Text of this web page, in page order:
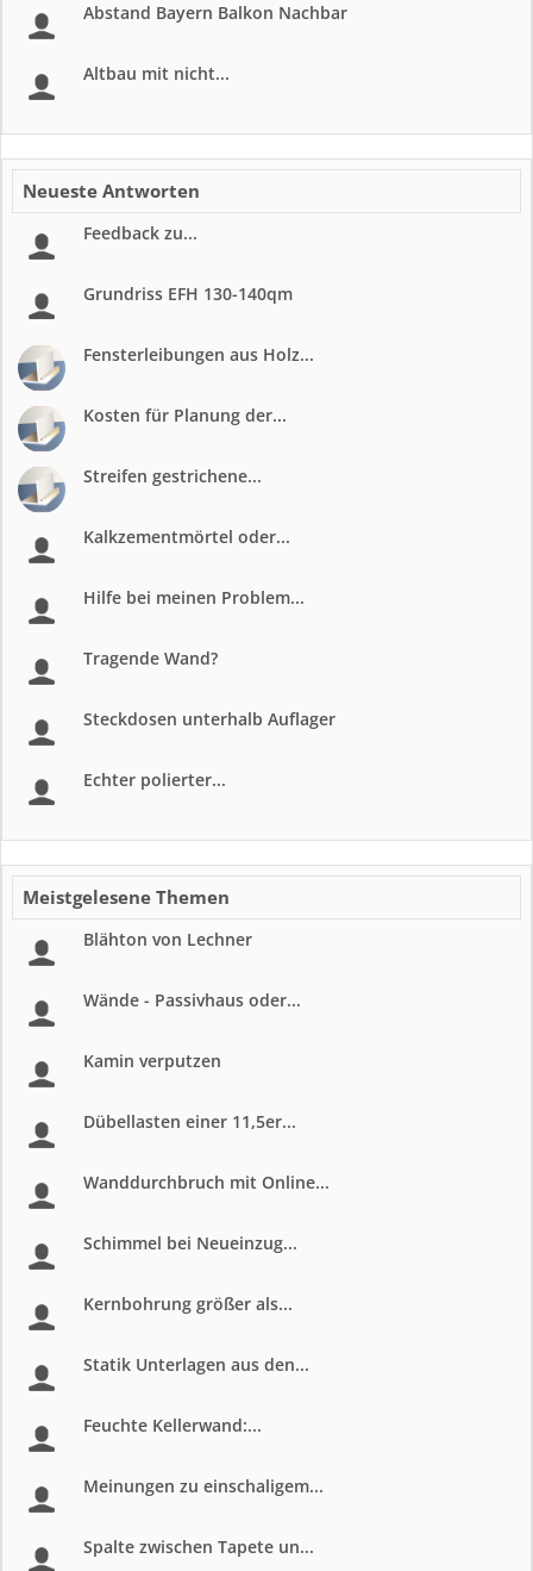
Abstand Bayern Balkon Nachbar
Altbau mit nicht...
Neueste Antworten
Feedback zu...
Grundriss EFH 130-140qm
Fensterleibungen aus Holz...
Kosten für Planung der...
Streifen gestrichene...
Kalkzementmörtel oder...
Hilfe bei meinen Problem...
Tragende Wand?
Steckdosen unterhalb Auflager
Echter polierter...
Meistgelesene Themen
Blähton von Lechner
Wände - Passivhaus oder...
Kamin verputzen
Dübellasten einer 11,5er...
Wanddurchbruch mit Online...
Schimmel bei Neueinzug...
Kernbohrung größer als...
Statik Unterlagen aus den...
Feuchte Kellerwand:...
Meinungen zu einschaligem...
Spalte zwischen Tapete un...